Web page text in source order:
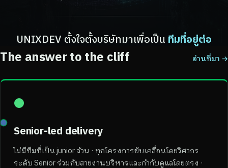
UNIXDEV ตั้งใจตั้งบริษัทมาเพื่อเป็น ทีมที่อยู่ต่อ
The answer to the cliff อ่านที่มา →
●
Senior-led delivery
ไม่มีทีมที่เป็น junior ล้วน · ทุกโครงการขับเคลื่อนโดยวิศวกร
ระดับ Senior ร่วมกับสายงานบริหารและกำกับดูแลโดยตรง ·